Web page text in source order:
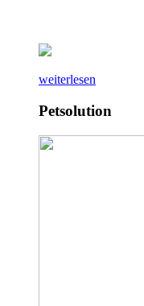
weiterlesen
Petsolution